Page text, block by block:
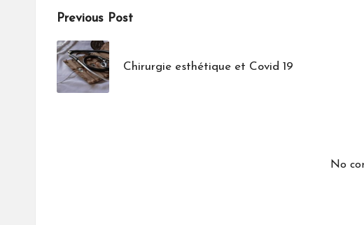
Post
navigation
Previous Post
Chirurgie esthétique et Covid 19
No